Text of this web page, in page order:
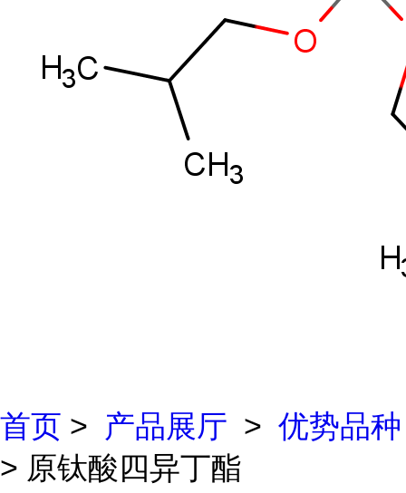
首页 > 产品展厅 > 优势品种
> 原钛酸四异丁酯